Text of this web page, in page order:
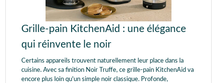
Grille-pain KitchenAid : une élégance
qui réinvente le noir
Certains appareils trouvent naturellement leur place dans la
cuisine. Avec sa finition Noir Truffe, ce grille-pain KitchenAid va
encore plus loin qu'un simple noir classique. Profonde,